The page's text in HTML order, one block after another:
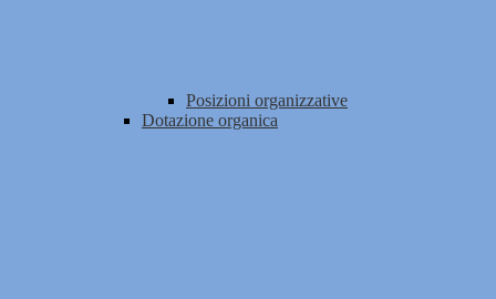
Posizioni organizzative
Dotazione organica